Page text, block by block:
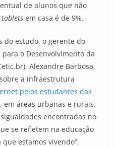
de alunos que não
tablets em casa é de 9%.
do estudo, o gerente do
o Desenvolvimento da
Alexandre Barbosa,
a infraestrutura
pelos estudantes das
em áreas urbanas e rurais,
encontradas no
se refletem na educação
estamos vivendo”.